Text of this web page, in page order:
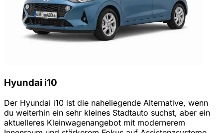
Hyundai i10
Der Hyundai i10 ist die naheliegende Alternative, wenn
du weiterhin ein sehr kleines Stadtauto suchst, aber ein
aktuelleres Kleinwagenangebot mit modernerem